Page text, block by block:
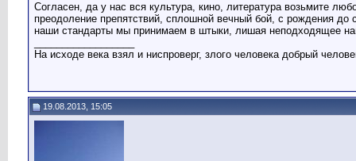
Согласен, да у нас вся культура, кино, литература возьмите
преодоление препятствий, сплошной вечный бой, с рождения до
наши стандарты мы принимаем в штыки, лишая неподходящее
На исходе века взял и ниспроверг, злого человека добрый
19.08.2013, 15:05